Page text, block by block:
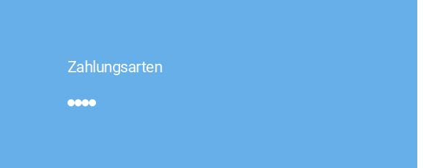
Zahlungsarten